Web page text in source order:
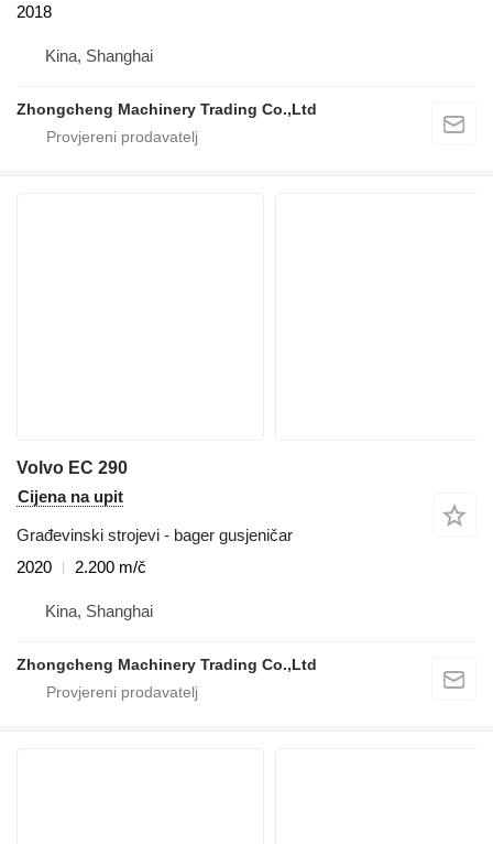
2018
Kina, Shanghai
Zhongcheng Machinery Trading Co.,Ltd
Volvo EC 290
Cijena na upit
Građevinski strojevi - bager gusjeničar
2020
2.200 m/č
Kina, Shanghai
Zhongcheng Machinery Trading Co.,Ltd